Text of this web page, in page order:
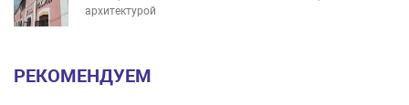
архитектурой
РЕКОМЕНДУЕМ